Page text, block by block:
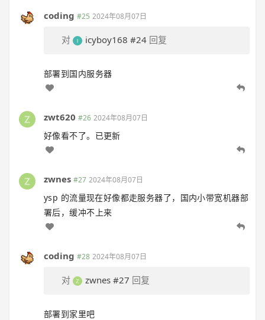
coding #25 2024年08月07日
对 icyboy168 #24 回复
部署到国内服务器
zwt620 #26 2024年08月07日
好像看不了。已更新
zwnes #27 2024年08月07日
ysp 的流量现在好像都走服务器了，国内小带宽机器部
署后，缓冲不上来
coding #28 2024年08月07日
对 zwnes #27 回复
部署到家里吧